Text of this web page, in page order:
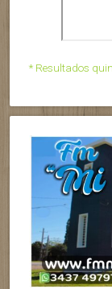
* Resultados